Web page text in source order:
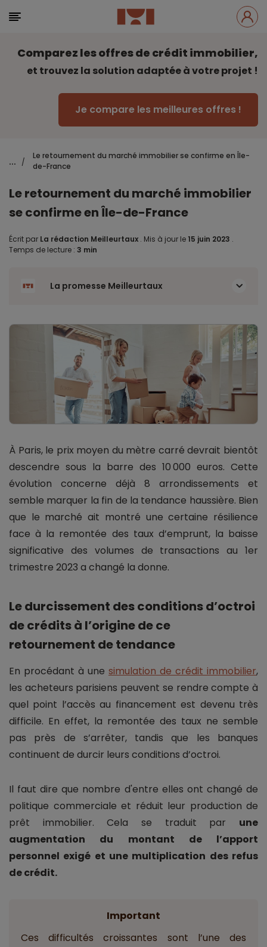
Comparez les offres de crédit immobilier,
et trouvez la solution adaptée à votre projet !
Je compare les meilleures offres !
... /
Le retournement du marché immobilier se confirme en Île-
de-France
Le retournement du marché immobilier
se confirme en Île-de-France
Écrit par La rédaction Meilleurtaux . Mis à jour le 15 juin 2023 .
Temps de lecture : 3 min
La promesse Meilleurtaux
À Paris, le prix moyen du mètre carré devrait bientôt
descendre sous la barre des 10 000 euros. Cette
évolution concerne déjà 8 arrondissements et
semble marquer la fin de la tendance haussière. Bien
que le marché ait montré une certaine résilience
face à la remontée des taux d’emprunt, la baisse
significative des volumes de transactions au 1er
trimestre 2023 a changé la donne.
Le durcissement des conditions d’octroi
de crédits à l’origine de ce
retournement de tendance
En procédant à une simulation de crédit immobilier,
les acheteurs parisiens peuvent se rendre compte à
quel point l’accès au financement est devenu très
difficile. En effet, la remontée des taux ne semble
pas près de s’arrêter, tandis que les banques
continuent de durcir leurs conditions d’octroi.
Il faut dire que nombre d'entre elles ont changé de
politique commerciale et réduit leur production de
prêt immobilier. Cela se traduit par une
augmentation du montant de l’apport
personnel exigé et une multiplication des refus
de crédit.
Important
Ces difficultés croissantes sont l’une des